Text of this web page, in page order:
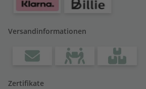
Versandinformationen
Zertifikate